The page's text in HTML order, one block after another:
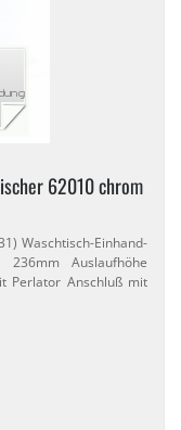
62010 chrom
Waschtisch-​Einhand-​
236mm Auslaufhöhe
Perlator Anschluß mit